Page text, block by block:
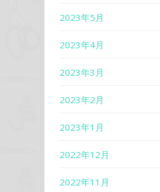
2023年5月
2023年4月
2023年3月
2023年2月
2023年1月
2022年12月
2022年11月